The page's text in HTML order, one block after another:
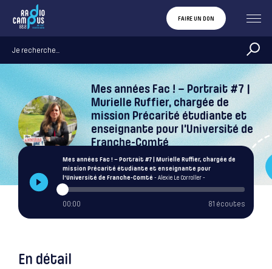
FAIRE UN DON
Mes années Fac ! – Portrait #7 |
Murielle Ruffier, chargée de
mission Précarité étudiante et
enseignante pour l’Université de
Franche-Comté
Alexie Le Corroller
Mes années Fac ! – Portrait #7 | Murielle Ruffier, chargée de
mission Précarité étudiante et enseignante pour
l'Université de Franche-Comté - Alexie Le Corroller -
00:00 81 écoutes
En détail